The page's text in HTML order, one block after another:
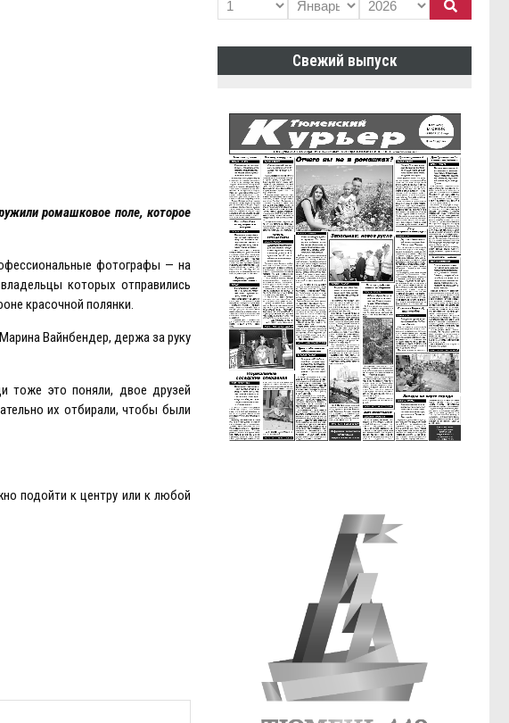
ромашковое поле, которое
фотографы — на
которых отправились
красочной полянки.
Вайнбендер, держа за руку
тоже это поняли, двое друзей
их отбирали, чтобы были
подойти к центру или к любой
Свежий выпуск